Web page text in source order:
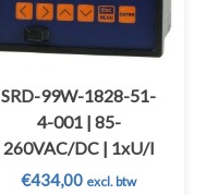
SRD-99W-1828-51-
4-001 | 85-
260VAC/DC | 1xU/I
€434,00 excl. btw